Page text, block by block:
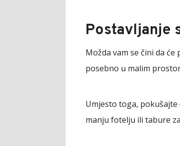
Postavljanje
Možda vam se čini da
posebno u malim
Umjesto toga, pokušajte
manju fotelju ili tabure